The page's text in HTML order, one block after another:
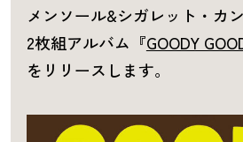
メンソール&シガレット・カ
2枚組アルバム『GOODY
をリリースします。